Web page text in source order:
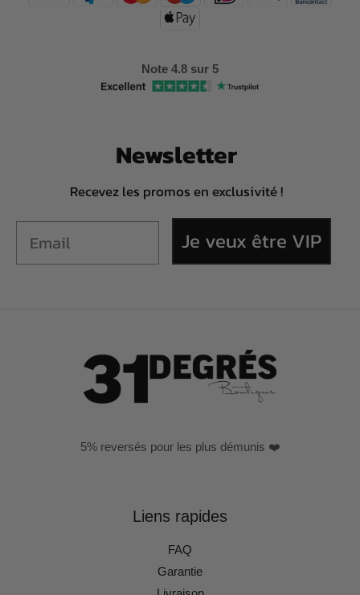
Note 4.8 sur 5
Newsletter
Recevez les promos en exclusivité !
Je veux être VIP
5% reversés pour les plus démunis ❤️
Liens rapides
FAQ
Garantie